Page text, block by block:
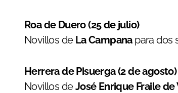
Roa de Duero (25 de julio)
Novillos de La Campanapara dos
Herrera de Pisuerga (2 de agosto)
Novillos deJosé Enrique Fraile